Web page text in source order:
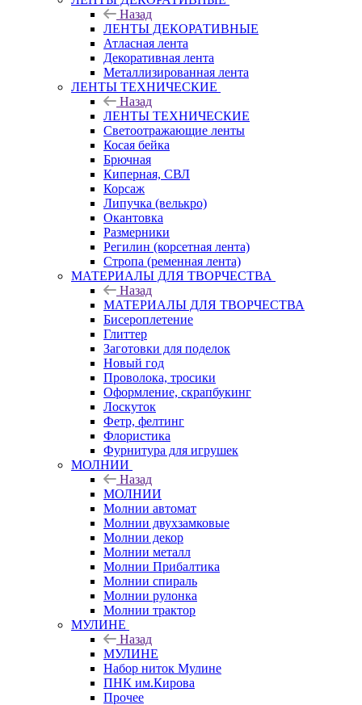
Назад
ЛЕНТЫ ДЕКОРАТИВНЫЕ
Атласная лента
Декоративная лента
Металлизированная лента
ЛЕНТЫ ТЕХНИЧЕСКИЕ
Назад
ЛЕНТЫ ТЕХНИЧЕСКИЕ
Светоотражающие ленты
Косая бейка
Брючная
Киперная, СВЛ
Корсаж
Липучка (велькро)
Окантовка
Размерники
Регилин (корсетная лента)
Стропа (ременная лента)
МАТЕРИАЛЫ ДЛЯ ТВОРЧЕСТВА
Назад
МАТЕРИАЛЫ ДЛЯ ТВОРЧЕСТВА
Бисероплетение
Глиттер
Заготовки для поделок
Новый год
Проволока, тросики
Оформление, скрапбукинг
Лоскуток
Фетр, фелтинг
Флористика
Фурнитура для игрушек
МОЛНИИ
Назад
МОЛНИИ
Молнии автомат
Молнии двухзамковые
Молнии декор
Молнии металл
Молнии Прибалтика
Молнии спираль
Молнии рулонка
Молнии трактор
МУЛИНЕ
Назад
МУЛИНЕ
Набор ниток Мулине
ПНК им.Кирова
Прочее